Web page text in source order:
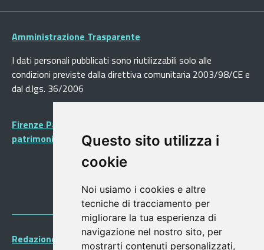
Questo sito utilizza i
cookie
Noi usiamo i cookies e altre
tecniche di tracciamento per
migliorare la tua esperienza di
navigazione nel nostro sito, per
mostrarti contenuti personalizzati,
Amministrazione Trasparente
I dati personali pubblicati sono riutilizzabili solo alle
condizioni previste dalla direttiva comunitaria 2003/98/CE e
dal d.lgs. 36/2006
Firenze Patrimonio Mondiale - Centro storico di Firenze
patrimonio dell’Umanità
Redazione Portalegiovani